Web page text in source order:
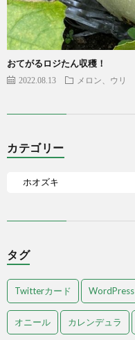
おてがるロジたん収穫！
2022.08.13 メロン、ウリ
カテゴリー
タグ
Twitterカード WordPress
オニール カレンデュラ